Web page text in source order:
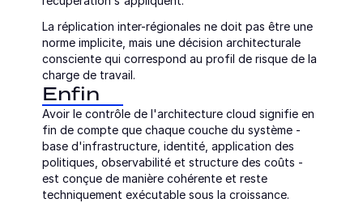
La réplication inter-régionales ne doit pas être une
norme implicite, mais une décision architecturale
consciente qui correspond au profil de risque de la
charge de travail.
Enfin
Avoir le contrôle de l'architecture cloud signifie en
fin de compte que chaque couche du système -
base d'infrastructure, identité, application des
politiques, observabilité et structure des coûts -
est conçue de manière cohérente et reste
techniquement exécutable sous la croissance.